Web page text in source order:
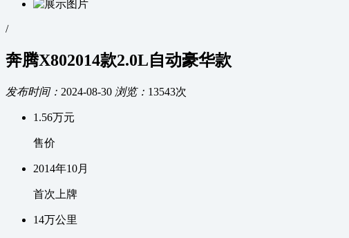
/
奔腾X802014款2.0L自动豪华款
发布时间： 2024-08-30 浏览： 13543次
1.56万元
售价
2014年10月
首次上牌
14万公里